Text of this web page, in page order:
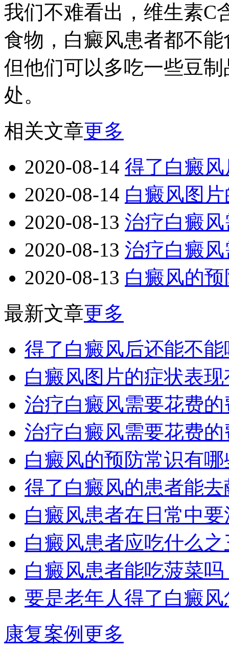
我们不难看出，维生素C
食物，白癜风患者都不
但他们可以多吃一些豆
处。
相关文章更多
2020-08-14 得了白癜
2020-08-14 白癜风图
2020-08-13 治疗白癜
2020-08-13 治疗白癜
2020-08-13 白癜风的
最新文章更多
得了白癜风后还能不
白癜风图片的症状表
治疗白癜风需要花费
治疗白癜风需要花费
白癜风的预防常识有
得了白癜风的患者能
白癜风患者在日常中
白癜风患者应吃什么
白癜风患者能吃菠菜吗
要是老年人得了白癜
康复案例 更多